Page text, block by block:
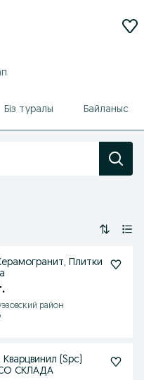
Біз туралы Байланыс
Плитки
район
(Spc)
СКЛАДА